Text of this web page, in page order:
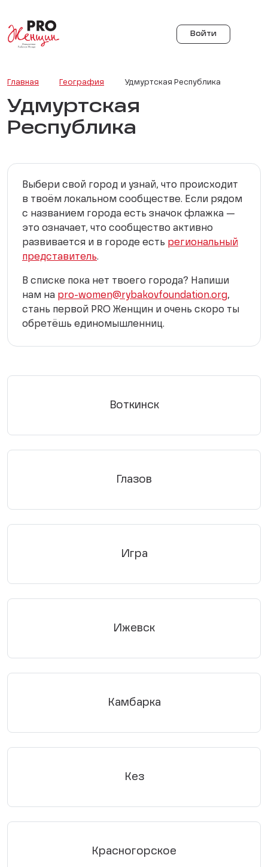
Войти
Главная География Удмуртская Республика
Удмуртская
Республика
Выбери свой город и узнай, что происходит
в твоём локальном сообществе. Если рядом
с названием города есть значок флажка —
это означает, что сообщество активно
развивается и в городе есть региональный
представитель.
В списке пока нет твоего города? Напиши
нам на pro-women@rybakovfoundation.org,
стань первой PRO Женщин и очень скоро ты
обретёшь единомышленниц.
Воткинск
Глазов
Игра
Ижевск
Камбарка
Кез
Красногорское